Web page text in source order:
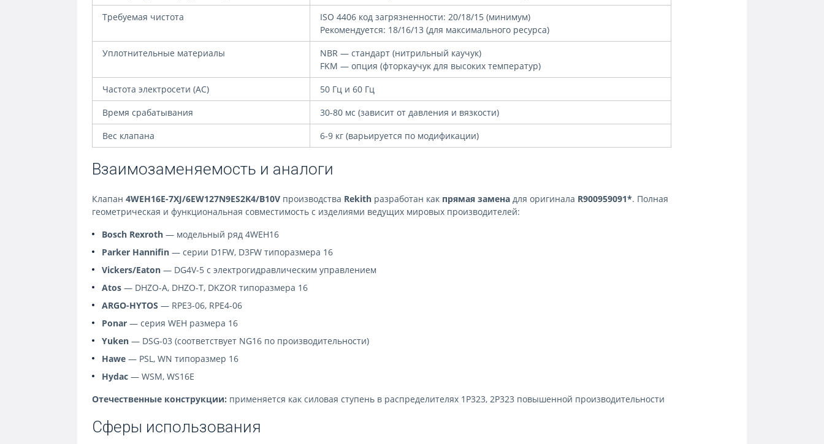
Требуемая чистота
ISO 4406 код загрязненности: 20/18/15 (минимум)
Рекомендуется: 18/16/13 (для максимального ресурса)
Уплотнительные материалы
NBR — стандарт (нитрильный каучук)
FKM — опция (фторкаучук для высоких температур)
Частота электросети (AC)
50 Гц и 60 Гц
Время срабатывания
30-80 мс (зависит от давления и вязкости)
Вес клапана
6-9 кг (варьируется по модификации)
Взаимозаменяемость и аналоги
Клапан 4WEH16E-7XJ/6EW127N9ES2K4/B10V производства Rekith разработан как прямая замена для оригинала R900959091*. Полная
геометрическая и функциональная совместимость с изделиями ведущих мировых производителей:
Bosch Rexroth — модельный ряд 4WEH16
Parker Hannifin — серии D1FW, D3FW типоразмера 16
Vickers/Eaton — DG4V-5 с электрогидравлическим управлением
Atos — DHZO-A, DHZO-T, DKZOR типоразмера 16
ARGO-HYTOS — RPE3-06, RPE4-06
Ponar — серия WEH размера 16
Yuken — DSG-03 (соответствует NG16 по производительности)
Hawe — PSL, WN типоразмер 16
Hydac — WSM, WS16E
Отечественные конструкции: применяется как силовая ступень в распределителях 1Р323, 2Р323 повышенной производительности
Сферы использования